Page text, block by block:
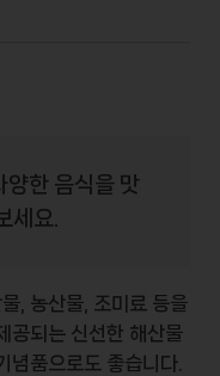
양한 음식을 맛
세요.
농산물 조미료 등을
공되는 신선한 해산물
념품으로도 좋습니다.